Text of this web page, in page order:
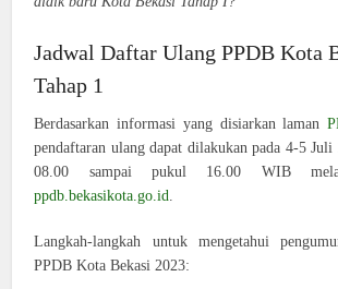
Jadwal Daftar Ulang PPDB Kota
Tahap 1
Berdasarkan informasi yang disiarkan laman
pendaftaran ulang dapat dilakukan pada 4-5
08.00 sampai pukul 16.00 WIB
ppdb.bekasikota.go.id.
Langkah-langkah untuk mengetahui
PPDB Kota Bekasi 2023: